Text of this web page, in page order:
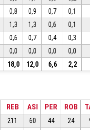
0,8 0,9 0,7 0,1
1,3 1,3 0,6 0,1
0,6 0,7 0,4 0,3
0,0 0,0 0,0 0,0
18,0 12,0 6,6 2,2
REB ASI PER ROB
211 60 44 24